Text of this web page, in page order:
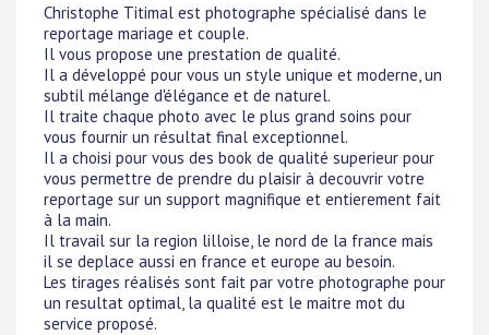
Christophe Titimal est photographe spécialisé dans le
reportage mariage et couple.
Il vous propose une prestation de qualité.
Il a développé pour vous un style unique et moderne, un
subtil mélange d'élégance et de naturel.
Il traite chaque photo avec le plus grand soins pour
vous fournir un résultat final exceptionnel.
Il a choisi pour vous des book de qualité superieur pour
vous permettre de prendre du plaisir à decouvrir votre
reportage sur un support magnifique et entierement fait
à la main.
Il travail sur la region lilloise, le nord de la france mais
il se deplace aussi en france et europe au besoin.
Les tirages réalisés sont fait par votre photographe pour
un resultat optimal, la qualité est le maitre mot du
service proposé.